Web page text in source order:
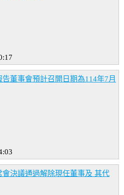
董事會預計召開日期為114年7月
決議通過解除現任董事及 其代